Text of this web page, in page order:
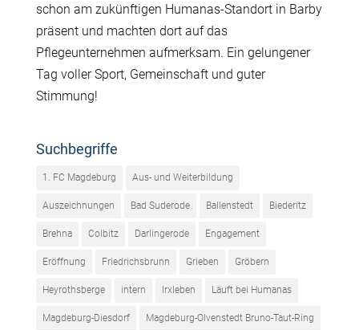
schon am zukünftigen Humanas-Standort in Barby
präsent und machten dort auf das
Pflegeunternehmen aufmerksam. Ein gelungener
Tag voller Sport, Gemeinschaft und guter
Stimmung!
Suchbegriffe
1. FC Magdeburg Aus- und Weiterbildung
Auszeichnungen Bad Suderode Ballenstedt Biederitz
Brehna Colbitz Darlingerode Engagement
Eröffnung Friedrichsbrunn Grieben Gröbern
Heyrothsberge intern Irxleben Läuft bei Humanas
Magdeburg-Diesdorf Magdeburg-Olvenstedt Bruno-Taut-Ring